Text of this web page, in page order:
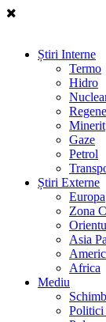
Știri Interne
Termo
Hidro
Minerit
Gaze
Petrol
Știri Externe
Europa
Zona
Asia
Africa
Mediu
Politici